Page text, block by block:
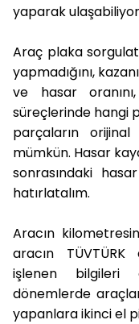
yaparak
Araç plaka
yapmadığını,
ve hasar
süreçlerinde hangi
parçaların orijinal
mümkün. Hasar
sonrasındaki
hatırlatalım.
Aracın
aracın
işlenen bilgileri
dönemlerde
yapanlara ikinci el